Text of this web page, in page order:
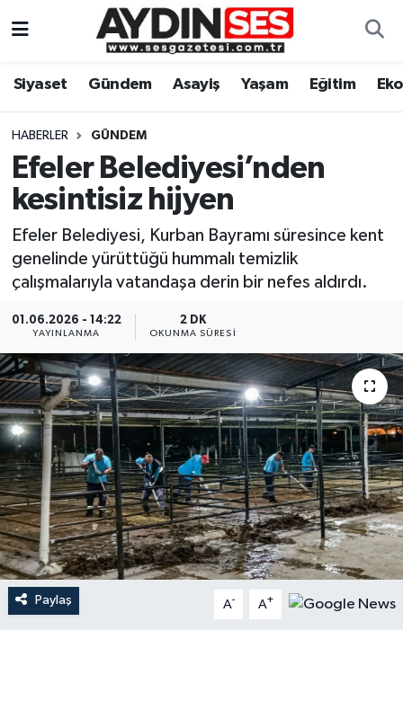
Siyaset Gündem Asayiş Yaşam Eğitim
HABERLER GÜNDEM
Efeler Belediyesi’nden
kesintisiz hijyen
Efeler Belediyesi, Kurban Bayramı süresince kent
genelinde yürüttüğü hummalı temizlik
çalışmalarıyla vatandaşa derin bir nefes aldırdı.
01.06.2026 - 14:22
YAYINLANMA
2 DK
OKUNMA SÜRESI
Paylaş A- A+
Gündem
Siyaset
Ekonomi
Yaşam
Kültür Sanat
Spor
Aydın Hava Durumu
Aydin Namaz Vakitleri
Aydın Trafik Yoğunluk Haritası
Süper Lig Puan Durumu ve Fikstür
Son Dakika Haberleri
Haber Arşivi